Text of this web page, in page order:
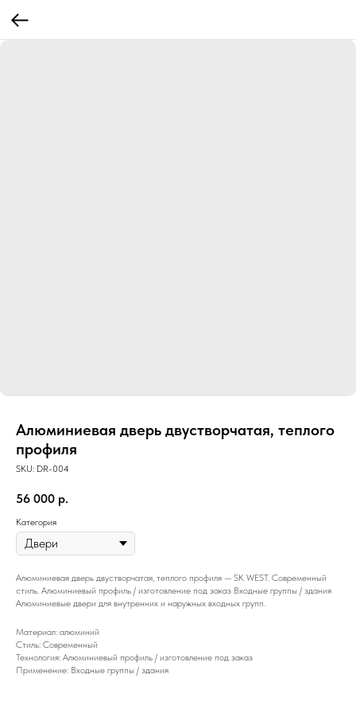
Алюминиевая дверь двустворчатая, теплого
профиля
SKU: DR-004
56 000 р.
Категория
Алюминиевая дверь двустворчатая, теплого профиля — SK WEST. Современный
стиль. Алюминиевый профиль / изготовление под заказ Входные группы / здания
Алюминиевые двери для внутренних и наружных входных групп.
Материал: алюминий
Стиль: Современный
Технология: Алюминиевый профиль / изготовление под заказ
Применение: Входные группы / здания